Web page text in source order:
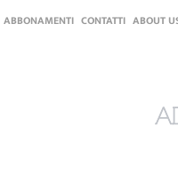
ABBONAMENTI CONTATTI ABOUT